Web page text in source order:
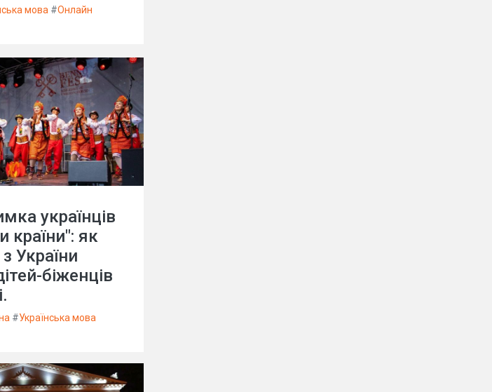
мова #Онлайн
українців
країни": як
України
біженців
#Українська мова